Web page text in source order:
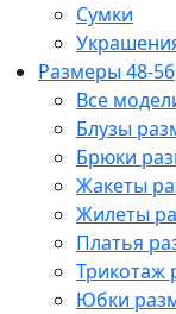
Сумки
Размеры 48-56
Все
Блузы
Брюки
Жакеты
Жилеты
Платья
Трикотаж
Юбки